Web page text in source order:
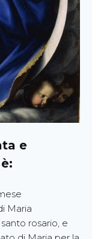
e
Maria
rosario, e